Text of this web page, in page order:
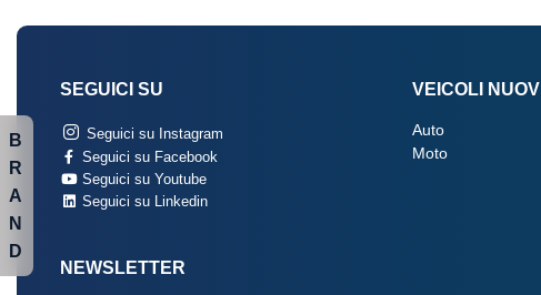
SEGUICI SU
Seguici su Instagram
Seguici su Facebook
Seguici su Youtube
Seguici su Linkedin
VEICOLI NUOVI
Auto
Moto
NEWSLETTER
B
R
A
N
D